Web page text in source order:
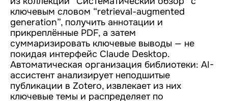
ключевым словом “retrieval-augmented
generation”, получить аннотации и
прикреплённые PDF, а затем
суммаризировать ключевые выводы — не
покидая интерфейс Claude Desktop.
Автоматическая организация библиотеки: AI-
ассистент анализирует неподшитые
публикации в Zotero, извлекает из них
ключевые темы и распределяет по